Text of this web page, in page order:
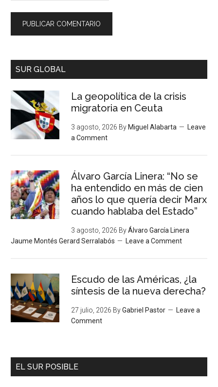
SUR GLOBAL
La geopolítica de la crisis
migratoria en Ceuta
3 agosto, 2026 ByMiguel Alabarta
Leave
a Comment
Álvaro García Linera: “No se
ha entendido en más de cien
años lo que quería decir Marx
cuando hablaba del Estado”
3 agosto, 2026 ByÁlvaro García Linera
Jaume Montés Gerard Serralabós
Leave a Comment
Escudo de las Américas, ¿la
síntesis de la nueva derecha?
27 julio, 2026 ByGabriel Pastor
Leave a
Comment
EL SUR POSIBLE